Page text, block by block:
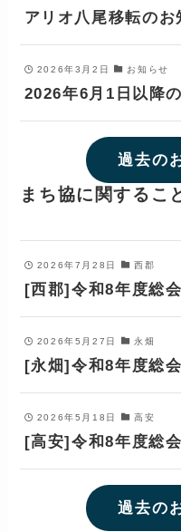
アリオ八尾移転のお
2026年3月2日 お知らせ
2026年6月1日以降
過去の
まち協に関するこ
2026年7月28日 西郡
[西郡]令和8年度総
2026年5月27日 永畑
[永畑]令和8年度総
2026年5月18日 高安
[高安]令和8年度総
過去の